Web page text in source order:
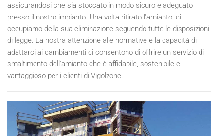
assicurandosi che sia stoccato in modo sicuro e adeguato
presso il nostro impianto. Una volta ritirato l'amianto, ci
occupiamo della sua eliminazione seguendo tutte le disposizioni
di legge. La nostra attenzione alle normative e la capacità di
adattarci ai cambiamenti ci consentono di offrire un servizio di
smaltimento dell'amianto che è affidabile, sostenibile e
vantaggioso per i clienti di Vigolzone.